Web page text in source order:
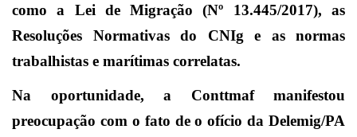
como a Lei de Migração (Nº 13.445/2017), as
Resoluções Normativas do CNIg e as normas
trabalhistas e marítimas correlatas.
Na oportunidade, a Conttmaf manifestou
preocupação com o fato de o ofício da Delemig/PA